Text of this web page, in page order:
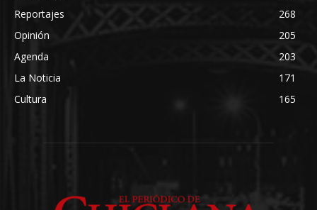
Reportajes
268
Opinión
205
Agenda
203
La Noticia
171
Cultura
165